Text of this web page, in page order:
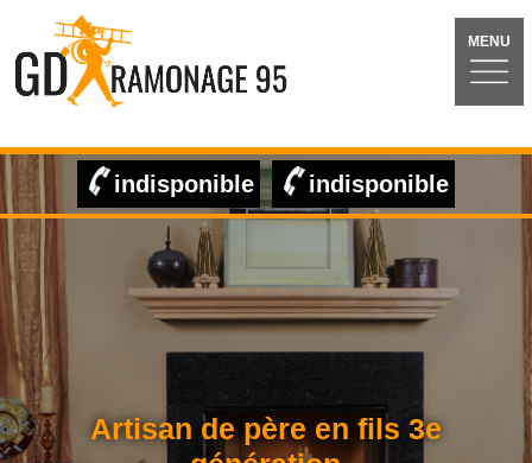
MENU
indisponible indisponible
Artisan de père en fils 3e